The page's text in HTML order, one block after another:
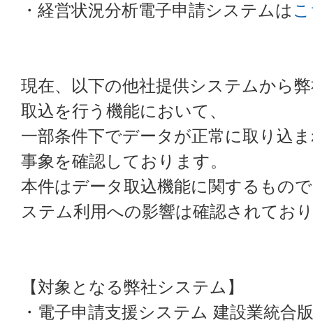
・経営状況分析電子申請システムは
現在、以下の他社提供システムから
取込を行う機能において、
一部条件下でデータが正常に取り込
事象を確認しております。
本件はデータ取込機能に関するもの
ステム利用への影響は確認されてお
【対象となる弊社システム】
・電子申請支援システム 建設業統合版